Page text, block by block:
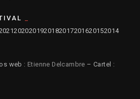
2020201920182017201620152014
web : Etienne Delcambre – Cartel :